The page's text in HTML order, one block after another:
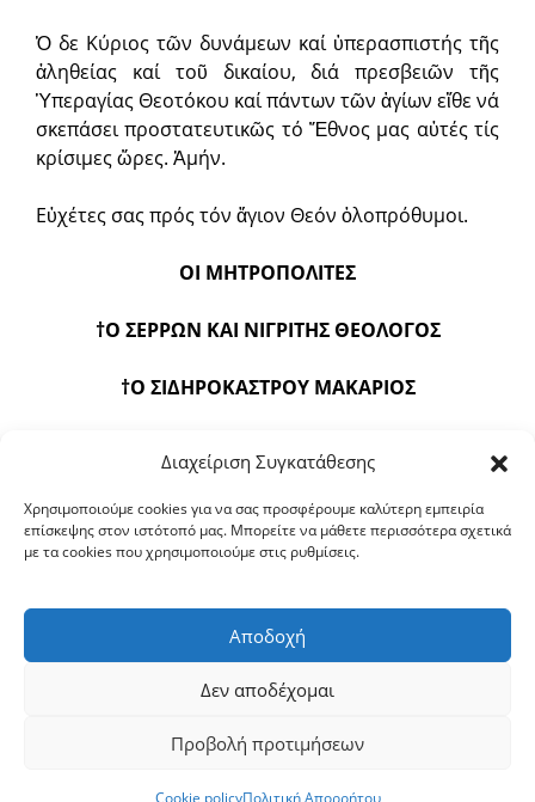
Διαχείριση Συγκατάθεσης
Χρησιμοποιούμε cookies για να σας προσφέρουμε καλύτερη εμπειρία
επίσκεψης στον ιστότοπό μας. Μπορείτε να μάθετε περισσότερα σχετικά
με τα cookies που χρησιμοποιούμε στις ρυθμίσεις.
Αποδοχή
Δεν αποδέχομαι
Προβολή προτιμήσεων
Cookie policyΠολιτική Απορρήτου
Ὁ δε Κύριος τῶν δυνάμεων καί ὑπερασπιστής τῆς
ἀληθείας καί τοῦ δικαίου, διά πρεσβειῶν τῆς
Ὑπεραγίας Θεοτόκου καί πάντων τῶν ἁγίων εἴθε νά
σκεπάσει προστατευτικῶς τό Ἔθνος μας αὐτές τίς
κρίσιμες ὥρες. Ἀμήν.
Εὐχέτες σας πρός τόν ἅγιον Θεόν ὁλοπρόθυμοι.
ΟΙ ΜΗΤΡΟΠΟΛΙΤΕΣ
†Ο ΣΕΡΡΩΝ ΚΑΙ ΝΙΓΡΙΤΗΣ ΘΕΟΛΟΓΟΣ
†Ο ΣΙΔΗΡΟΚΑΣΤΡΟΥ ΜΑΚΑΡΙΟΣ
1 … 55
Πολιτική Απορρήτου|Πολιτική Cookies